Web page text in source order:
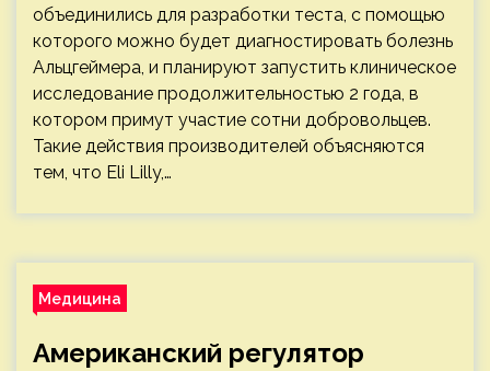
объединились для разработки теста, с помощью
которого можно будет диагностировать болезнь
Альцгеймера, и планируют запустить клиническое
исследование продолжительностью 2 года, в
котором примут участие сотни добровольцев.
Такие действия производителей объясняются
тем, что Eli Lilly,…
Медицина
Американский регулятор